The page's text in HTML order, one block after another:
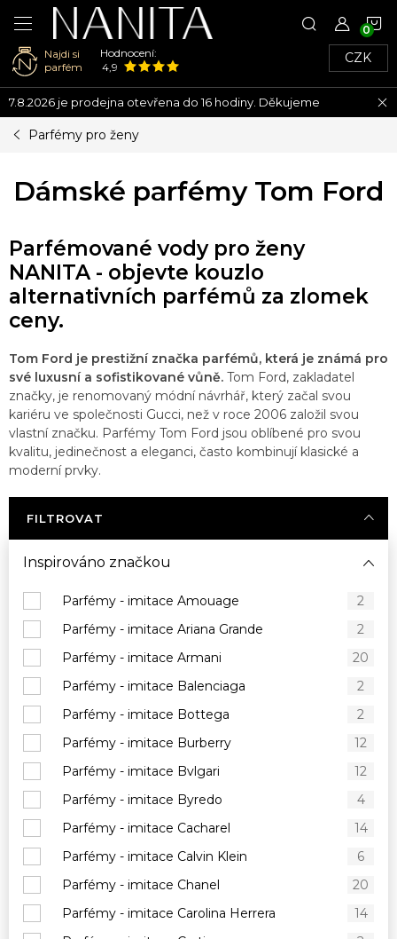
Přejít
na
obsah
Najdi si
parfém
Hodnocení:
4,9
CZK
7.8.2026 je prodejna otevřena do 16 hodiny. Děkujeme
Parfémy pro ženy
Dámské parfémy Tom Ford
Parfémované vody pro ženy
NANITA - objevte kouzlo
alternativních parfémů za zlomek
ceny.
Tom Ford je prestižní značka parfémů, která je známá pro
své luxusní a sofistikované vůně. Tom Ford, zakladatel
značky, je renomovaný módní návrhář, který začal svou
kariéru ve společnosti Gucci, než v roce 2006 založil svou
vlastní značku. Parfémy Tom Ford jsou oblíbené pro svou
kvalitu, jedinečnost a eleganci, často kombinují klasické a
moderní prvky.
FILTROVAT
Inspirováno značkou
Parfémy - imitace Amouage
2
Parfémy - imitace Ariana Grande
2
Parfémy - imitace Armani
20
Parfémy - imitace Balenciaga
2
Parfémy - imitace Bottega
2
Parfémy - imitace Burberry
12
Parfémy - imitace Bvlgari
12
Parfémy - imitace Byredo
4
Parfémy - imitace Cacharel
14
Parfémy - imitace Calvin Klein
6
Parfémy - imitace Chanel
20
Parfémy - imitace Carolina Herrera
14